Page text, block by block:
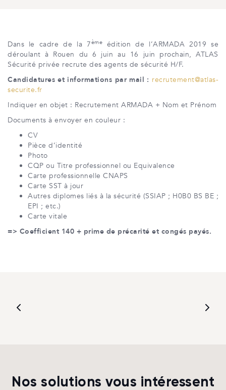
Dans le cadre de la 7ème édition de l’ARMADA 2019 se
déroulant à Rouen du 6 juin au 16 juin prochain, ATLAS
Sécurité privée recrute des agents de sécurité H/F.
Candidatures et informations par mail : recrutement@atlas-
securite.fr
Indiquer en objet : Recrutement ARMADA + Nom et Prénom
Documents à envoyer en couleur :
CV
Pièce d’identité
Photo
CQP ou Titre professionnel ou Equivalence
Carte professionnelle CNAPS
Carte SST à jour
Autres diplomes liés à la sécurité (SSIAP ; H0B0 BS BE ;
EPI ; etc.)
Carte vitale
=> Coefficient 140 + prime de précarité et congés payés.
Nos solutions vous intéressent